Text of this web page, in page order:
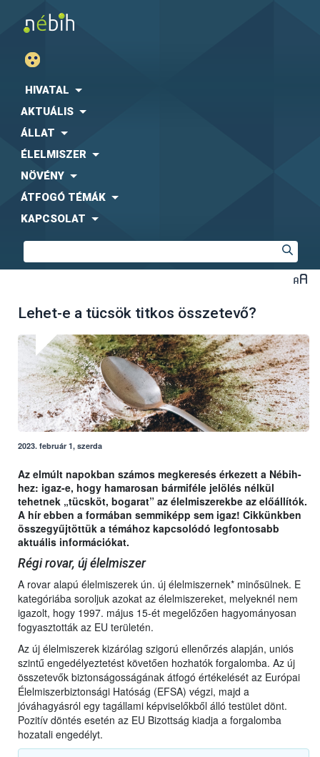
HIVATAL
AKTUÁLIS
ÁLLAT
ÉLELMISZER
NÖVÉNY
ÁTFOGÓ TÉMÁK
KAPCSOLAT
Lehet-e a tücsök titkos összetevő?
2023. február 1, szerda
Az elmúlt napokban számos megkeresés érkezett a Nébih-
hez: igaz-e, hogy hamarosan bármiféle jelölés nélkül
tehetnek „tücsköt, bogarat” az élelmiszerekbe az előállítók.
A hír ebben a formában semmiképp sem igaz! Cikkünkben
összegyűjtöttük a témához kapcsolódó legfontosabb
aktuális információkat.
Régi rovar, új élelmiszer
A rovar alapú élelmiszerek ún. új élelmiszernek* minősülnek. E
kategóriába soroljuk azokat az élelmiszereket, melyeknél nem
igazolt, hogy 1997. május 15-ét megelőzően hagyományosan
fogyasztották az EU területén.
Az új élelmiszerek kizárólag szigorú ellenőrzés alapján, uniós
szintű engedélyeztetést követően hozhatók forgalomba. Az új
összetevők biztonságosságának átfogó értékelését az Európai
Élelmiszerbiztonsági Hatóság (EFSA) végzi, majd a
jóváhagyásról egy tagállami képviselőkből álló testület dönt.
Pozitív döntés esetén az EU Bizottság kiadja a forgalomba
hozatali engedélyt.